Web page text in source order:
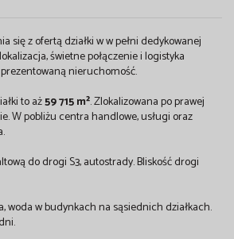
się z ofertą działki w w pełni dedykowanej
świetne połączenie i logistyka
nieruchomość.
to aż59 715 m². Zlokalizowana po prawej
W pobliżu centra handlowe, usługi oraz
do drogi S3, autostrady. Bliskość drogi
woda w budynkach na sąsiednich działkach.